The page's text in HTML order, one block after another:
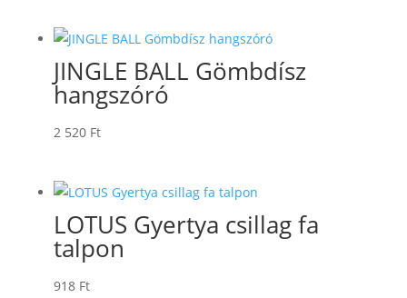
JINGLE BALL Gömbdísz
hangszóró
2 520 Ft
LOTUS Gyertya csillag fa
talpon
918 Ft